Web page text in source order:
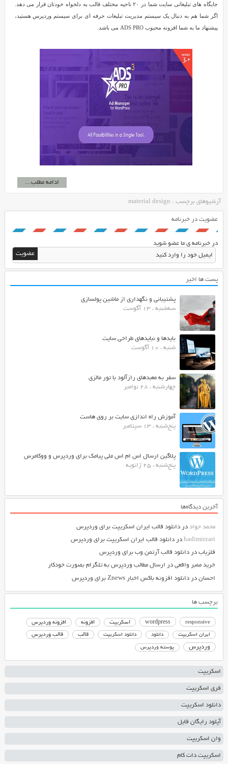
جایگاه های تبلیغاتی سایت شما در ۲۰ ناحیه مختلف قالب به دلخواه خودتان قرار می دهد.
اگر شما هم به دنبال یک سیستم مدیریت تبلیغات حرفه ای برای سیستم وردپرس هستید،
پیشنهاد ما به شما افزونه محبوب ADS PRO می باشد.
ادامه مطلب...
آرشیوهای برچسب : material design
عضویت در خبرنامه
در خبرنامه ی ما عضو شوید
پست ها اخیر
پشتیبانی و نگهداری از ماشین پولسازی
سه‌شنبه ، 13 آگوست
بایدها و نبایدهای طراحی سایت
شنبه ، 10 آگوست
سفر به معبدهای رازآلود با تور مالزی
چهارشنبه ، 28 نوامبر
آموزش راه اندازی سایت بر روی هاست
پنج‌شنبه ، 13 سپتامبر
پلاگین ارسال اس ام اس ملی پیامک برای وردپرس و ووکامرس
پنج‌شنبه ، 25 ژانویه
آخرین دیدگاه‌ها
محمد جواددر دانلود قالب ایران اسکریپت برای وردپرس
hadimirzariدر دانلود قالب ایران اسکریپت برای وردپرس
فلزیابدر دانلود قالب آرتمن وب برای وردپرس
خرید ممبر واقعیدر ارسال مطالب وردپرس به تلگرام بصورت خودکار
احساندر دانلود افزونه باکس اخبار Znews برای وردپرس
برچسب ها
responsive
wordpress اسکریپت افزونه افزونه وردپرس
ایران اسکریپت دانلود دانلود اسکریپت قالب قالب وردپرس
وردپرس پوسته وردپرس
اسکریپت
فری اسکریپت
دانلود اسکریپت
آپلود رایگان فایل
وان اسکریپت
اسکریپت دات کام